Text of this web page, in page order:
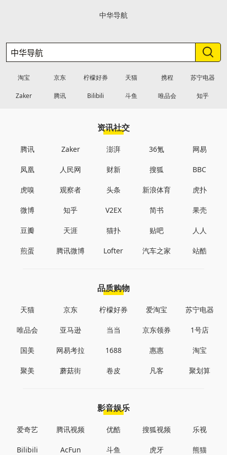
中华导航
淘宝 京东 柠檬好券 天猫 携程 苏宁电器
Zaker 腾讯 Bilibili 斗鱼 唯品会 知乎
资讯社交
腾讯 Zaker 澎湃 36氪 网易
凤凰 人民网 财新 搜狐 BBC
虎嗅 观察者 头条 新浪体育 虎扑
微博 知乎 V2EX 简书 果壳
豆瓣 天涯 猫扑 贴吧 人人
煎蛋 腾讯微博 Lofter 汽车之家 站酷
品质购物
天猫 京东 柠檬好券 爱淘宝 苏宁电器
唯品会 亚马逊 当当 京东领券 1号店
国美 网易考拉 1688 惠惠 淘宝
聚美 蘑菇街 卷皮 凡客 聚划算
影音娱乐
爱奇艺 腾讯视频 优酷 搜狐视频 乐视
Bilibili AcFun 斗鱼 虎牙 熊猫